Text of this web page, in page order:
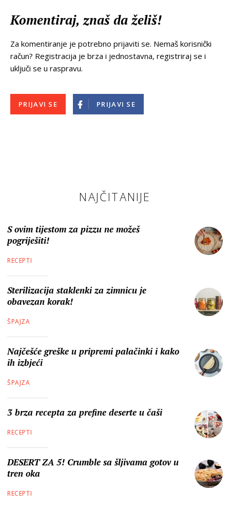
Komentiraj, znaš da želiš!
Za komentiranje je potrebno prijaviti se. Nemaš korisnički
račun? Registracija je brza i jednostavna, registriraj se i
uključi se u raspravu.
PRIJAVI SE PRIJAVI SE
NAJČITANIJE
S ovim tijestom za pizzu ne možeš
pogriješiti!
RECEPTI
Sterilizacija staklenki za zimnicu je
obavezan korak!
ŠPAJZA
Najčešće greške u pripremi palačinki i kako
ih izbjeći
ŠPAJZA
3 brza recepta za prefine deserte u čaši
RECEPTI
DESERT ZA 5! Crumble sa šljivama gotov u
tren oka
RECEPTI